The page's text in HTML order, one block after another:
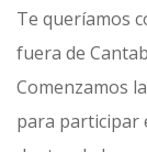
Te queríamos
fuera de
Comenzamos
para participar